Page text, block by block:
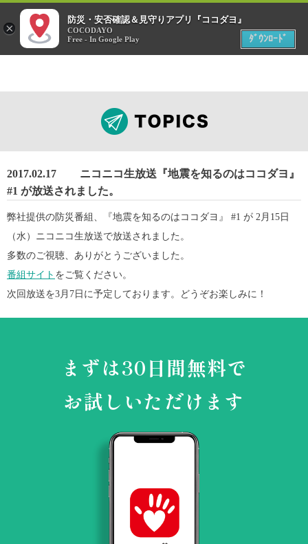
災害時
MENU
2017.02.17
ニコニコ生放送『地震を知るのはココダヨ』
#1 が放送されました。
弊社提供の防災番組、『地震を知るのはココダヨ』 #1 が 2月15日
（水）ニコニコ生放送で放送されました。
多数のご視聴、ありがとうございました。
番組サイト をご覧ください。
次回放送を3月7日に予定しております。どうぞお楽しみに！
まずは30日間無料で
お試しいただけます
×
防災・安否確認＆見守りアプリ『ココダヨ』
COCODAYO
Free - In Google Play
ﾀﾞｳﾝﾛｰﾄﾞ